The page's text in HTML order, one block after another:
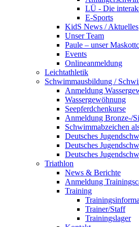
LÜ - Die
E-Sports
KidS News / Aktuelles
Unser Team
Paule – unser
Events
Onlineanmeldung
Leichtathletik
Schwimmausbildung /
Anmeldung
Wassergewöhnung
Seepferdchenkurse
Anmeldung Bronze-/
Schwimmabzeichen
Deutsches
Deutsches
Deutsches
Triathlon
News & Berichte
Anmeldung
Training
Trainer/Staff
Trainingslager